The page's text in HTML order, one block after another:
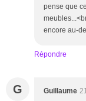
pense que
encore au-
Répondre
G Guillaume